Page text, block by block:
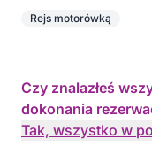
Rejs motorówką
Czy znalazłeś
dokonania
Tak, wszystko w